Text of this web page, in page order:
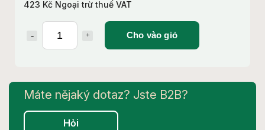
423 Kč Ngoại trừ thuế VAT
Cho vào giỏ
Hỏi